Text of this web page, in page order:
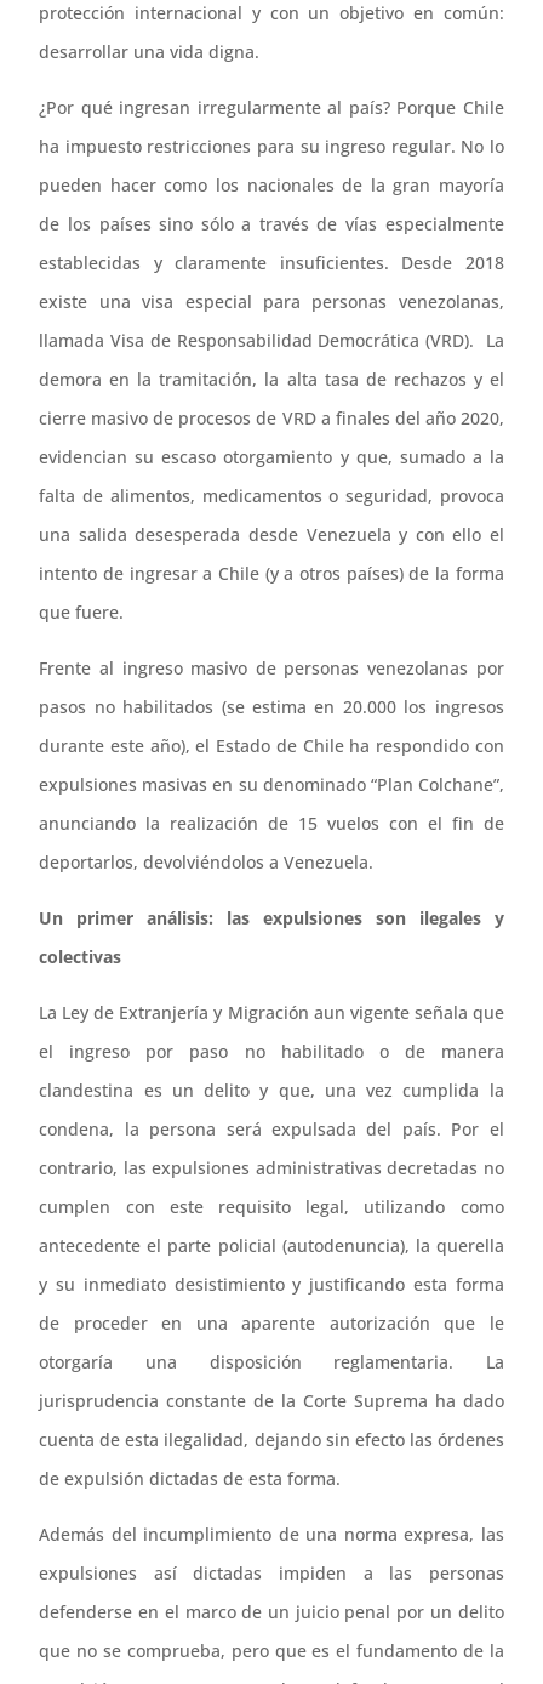
protección internacional y con un objetivo en común:
desarrollar una vida digna.
¿Por qué ingresan irregularmente al país? Porque Chile
ha impuesto restricciones para su ingreso regular. No lo
pueden hacer como los nacionales de la gran mayoría
de los países sino sólo a través de vías especialmente
establecidas y claramente insuficientes. Desde 2018
existe una visa especial para personas venezolanas,
llamada Visa de Responsabilidad Democrática (VRD). La
demora en la tramitación, la alta tasa de rechazos y el
cierre masivo de procesos de VRD a finales del año 2020,
evidencian su escaso otorgamiento y que, sumado a la
falta de alimentos, medicamentos o seguridad, provoca
una salida desesperada desde Venezuela y con ello el
intento de ingresar a Chile (y a otros países) de la forma
que fuere.
Frente al ingreso masivo de personas venezolanas por
pasos no habilitados (se estima en 20.000 los ingresos
durante este año), el Estado de Chile ha respondido con
expulsiones masivas en su denominado “Plan Colchane”,
anunciando la realización de 15 vuelos con el fin de
deportarlos, devolviéndolos a Venezuela.
Un primer análisis: las expulsiones son ilegales y
colectivas
La Ley de Extranjería y Migración aun vigente señala que
el ingreso por paso no habilitado o de manera
clandestina es un delito y que, una vez cumplida la
condena, la persona será expulsada del país. Por el
contrario, las expulsiones administrativas decretadas no
cumplen con este requisito legal, utilizando como
antecedente el parte policial (autodenuncia), la querella
y su inmediato desistimiento y justificando esta forma
de proceder en una aparente autorización que le
otorgaría una disposición reglamentaria. La
jurisprudencia constante de la Corte Suprema ha dado
cuenta de esta ilegalidad, dejando sin efecto las órdenes
de expulsión dictadas de esta forma.
Además del incumplimiento de una norma expresa, las
expulsiones así dictadas impiden a las personas
defenderse en el marco de un juicio penal por un delito
que no se comprueba, pero que es el fundamento de la